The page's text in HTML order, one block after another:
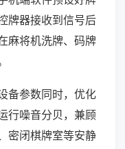
牌器接收到信号后
麻将机洗牌、码牌
备参数同时，优化
行噪音分贝，兼顾
密闭棋牌室等安静